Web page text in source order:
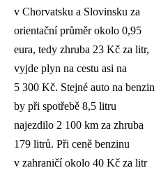
v Chorvatsku a Slovinsku za
orientační průměr okolo 0,95
eura, tedy zhruba 23 Kč za litr,
vyjde plyn na cestu asi na
5 300 Kč. Stejné auto na benzin
by při spotřebě 8,5 litru
najezdilo 2 100 km za zhruba
179 litrů. Při ceně benzinu
v zahraničí okolo 40 Kč za litr